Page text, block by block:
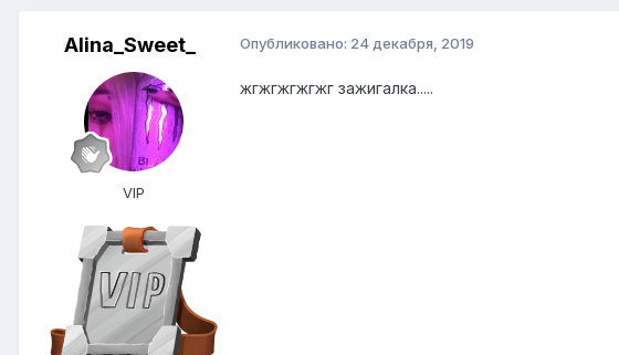
Alina_Sweet_
VIP
Опубликовано: 24 декабря, 2019
жгжгжгжгжг зажигалка.....